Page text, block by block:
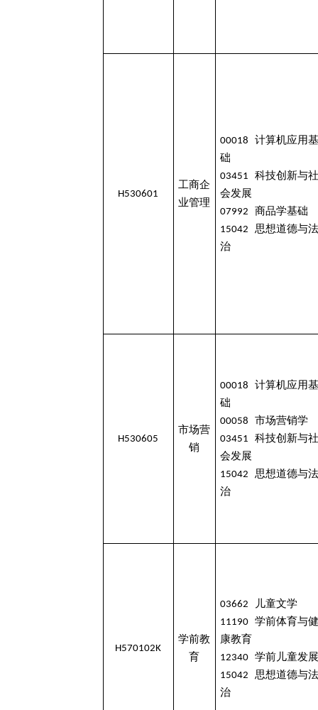
H530601
工商企
业管理
00018 计算机应用基
础
03451 科技创新与社
会发展
07992 商品学基础
15042 思想道德与法
治
H530605
市场营
销
00018 计算机应用基
础
00058 市场营销学
03451 科技创新与社
会发展
15042 思想道德与法
治
H570102K
学前教
育
03662 儿童文学
11190 学前体育与健
康教育
12340 学前儿童发展
15042 思想道德与法
治